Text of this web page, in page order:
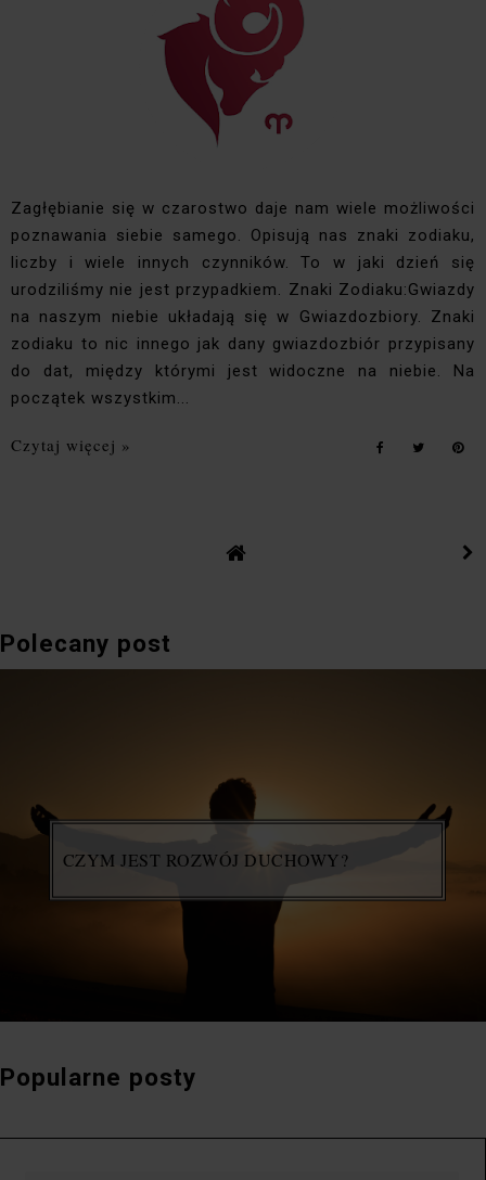
Zagłębianie się w czarostwo daje nam wiele możliwości
poznawania siebie samego. Opisują nas znaki zodiaku,
liczby i wiele innych czynników. To w jaki dzień się
urodziliśmy nie jest przypadkiem. Znaki Zodiaku:Gwiazdy
na naszym niebie układają się w Gwiazdozbiory. Znaki
zodiaku to nic innego jak dany gwiazdozbiór przypisany
do dat, między którymi jest widoczne na niebie. Na
początek wszystkim...
Czytaj więcej »
Polecany post
CZYM JEST ROZWÓJ DUCHOWY?
Popularne posty